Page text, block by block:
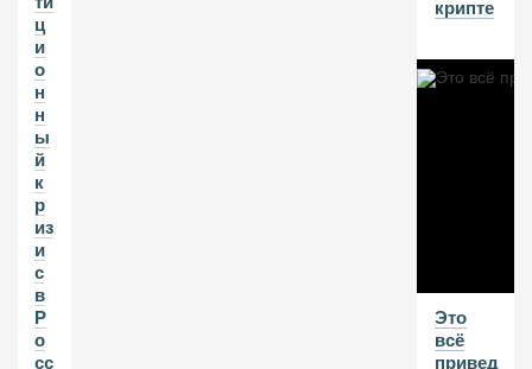
ц
и
о
н
н
ы
й
к
р
из
и
с
в
Р
о
сс
крипте
Это
всё
привед